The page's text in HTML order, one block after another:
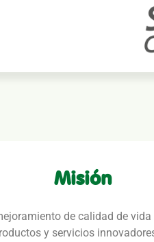
Misión
de calidad de vida
y servicios